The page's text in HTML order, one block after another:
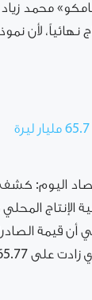
محمد
نهائياً، لأن
في ثلاثة أشهر.. 65.7 مليار ليرة
اليوم:
الإنتاج
أن قيمة
على 65.77 ...